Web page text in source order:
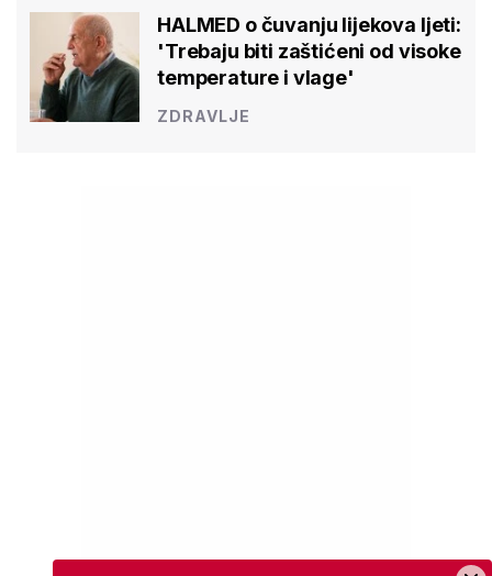
HALMED o čuvanju lijekova ljeti:
'Trebaju biti zaštićeni od visoke
temperature i vlage'
ZDRAVLJE